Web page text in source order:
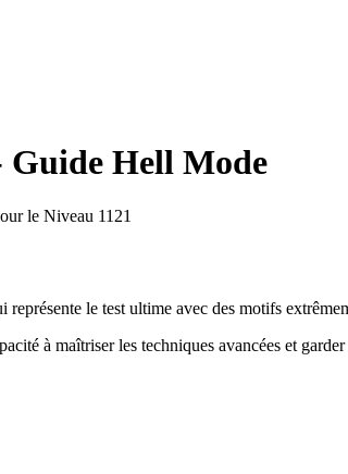
Guide Hell Mode
le Niveau 1121
représente le test ultime avec des motifs
à maîtriser les techniques avancées et